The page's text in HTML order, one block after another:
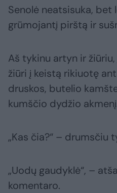
Senolė neatsisuka, bet
grūmojantį pirštą ir
Aš tykinu artyn ir
žiūri į keistą rikiuotę
druskos, butelio
kumščio dydžio
„Kas čia?“ – drumsčiu
„Uodų gaudyklė“, –
komentaro.